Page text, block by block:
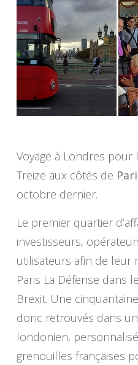
Voyage à Londres pour
Treize aux côtés de
octobre dernier.
Le premier quartier
investisseurs,
utilisateurs afin de leur
Paris La Défense dans
Brexit. Une
donc retrouvés dans
londonien,
grenouilles françaises